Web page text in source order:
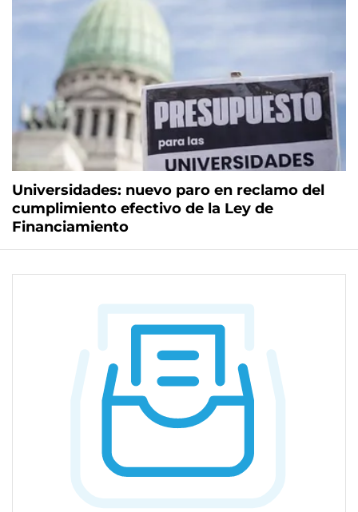
Universidades: nuevo paro en reclamo del
cumplimiento efectivo de la Ley de
Financiamiento